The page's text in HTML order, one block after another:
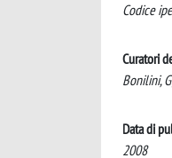
Codice
Curatori
Bonilini,
Data di
2008